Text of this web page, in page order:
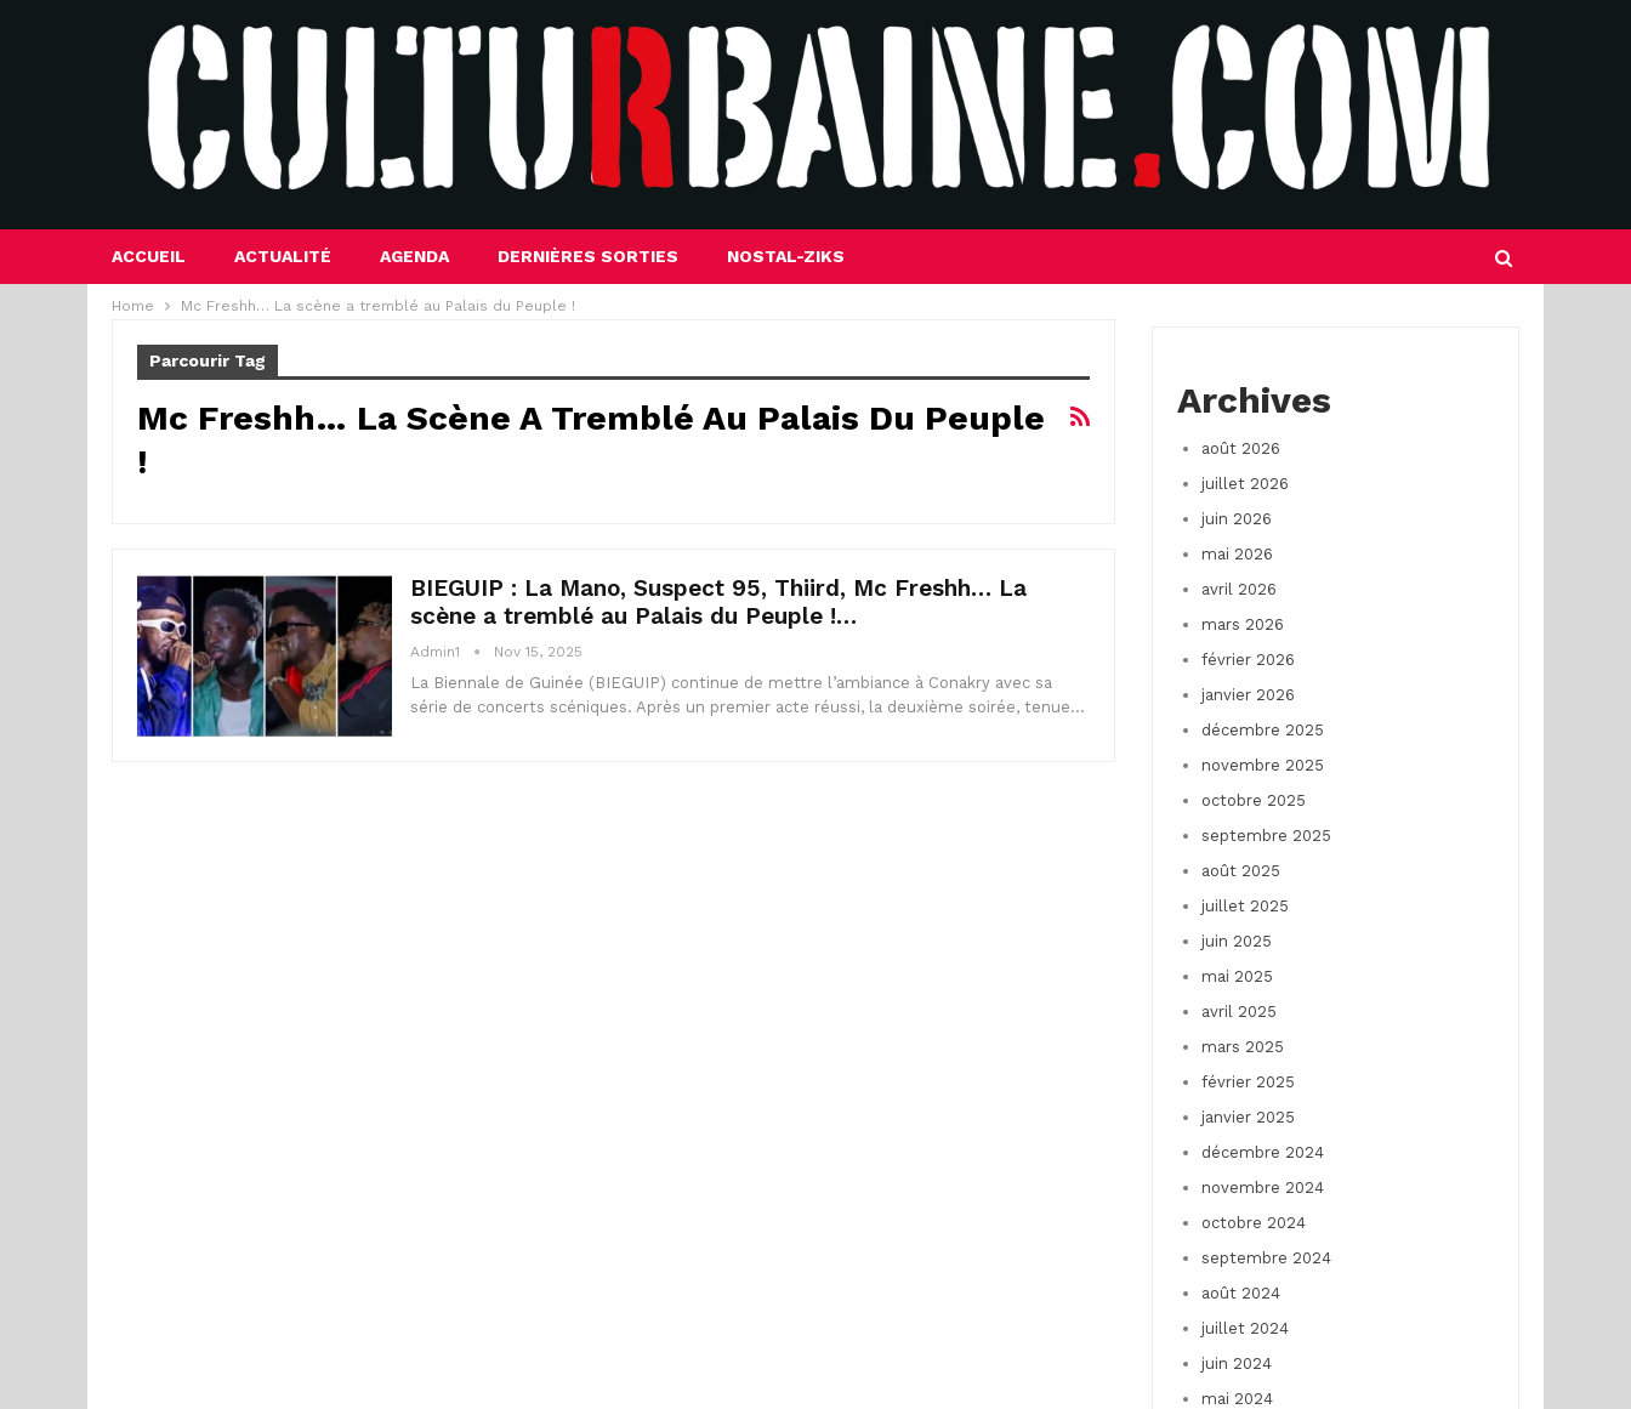
ACCUEIL ACTUALITÉ AGENDA DERNIÈRES SORTIES NOSTAL-ZIKS
Home Mc Freshh… La scène a tremblé au Palais du Peuple !
Parcourir Tag
Mc Freshh… La Scène A Tremblé Au Palais Du Peuple
!
BIEGUIP : La Mano, Suspect 95, Thiird, Mc Freshh… La
scène a tremblé au Palais du Peuple !…
Admin1 Nov 15, 2025
La Biennale de Guinée (BIEGUIP) continue de mettre l’ambiance à Conakry avec sa
série de concerts scéniques. Après un premier acte réussi, la deuxième soirée, tenue…
Archives
août 2026
juillet 2026
juin 2026
mai 2026
avril 2026
mars 2026
février 2026
janvier 2026
décembre 2025
novembre 2025
octobre 2025
septembre 2025
août 2025
juillet 2025
juin 2025
mai 2025
avril 2025
mars 2025
février 2025
janvier 2025
décembre 2024
novembre 2024
octobre 2024
septembre 2024
août 2024
juillet 2024
juin 2024
mai 2024